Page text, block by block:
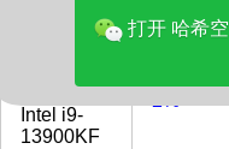
13900KF
Intel i9-
13900KF
2%
打开 哈希